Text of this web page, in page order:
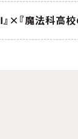
×『魔法科高